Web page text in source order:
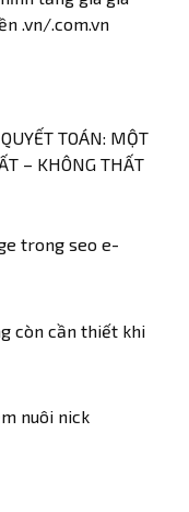
.vn/.com.vn
TOÁN: MỘT
– KHÔNG THẤT
trong seo e-
còn cần thiết khi
nuôi nick